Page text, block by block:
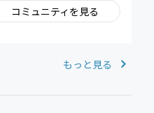
コミュニティを見る
もっと見る